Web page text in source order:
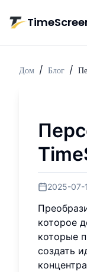
Дом / Блог /
2025-07-
которое
которые
создать